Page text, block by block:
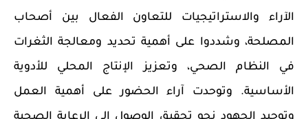
الآراء والاستراتيجيات للتعاون الفعال بين أصحاب
المصلحة، وشددوا على أهمية تحديد ومعالجة الثغرات
في النظام الصحي، وتعزيز الإنتاج المحلي للأدوية
الأساسية. وتوحدت آراء الحضور على أهمية العمل